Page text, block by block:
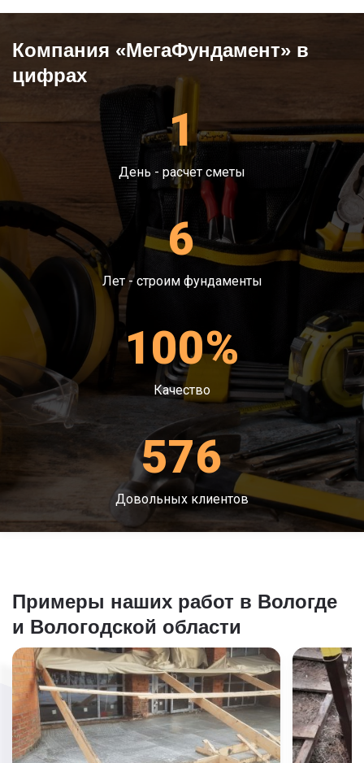
Компания «МегаФундамент» в
цифрах
1
День - расчет сметы
6
Лет - строим фундаменты
100%
Качество
576
Довольных клиентов
Примеры наших работ в Вологде
и Вологодской области